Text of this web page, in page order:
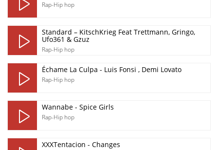
Rap-Hip hop
Standard – KitschKrieg Feat Trettmann, Gringo,
Ufo361 & Gzuz
Rap-Hip hop
Échame La Culpa - Luis Fonsi , Demi Lovato
Rap-Hip hop
Wannabe - Spice Girls
Rap-Hip hop
XXXTentacion - Changes